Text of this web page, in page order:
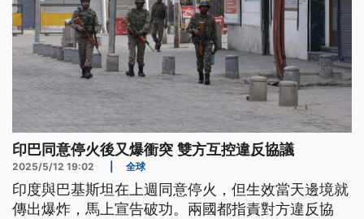
印巴同意停火後又爆衝突 雙方互控違反協議
2025/5/12 19:02 全球
印度與巴基斯坦在上週同意停火，但生效當天邊境就
傳出爆炸，馬上宣告破功。兩國都指責對方違反協